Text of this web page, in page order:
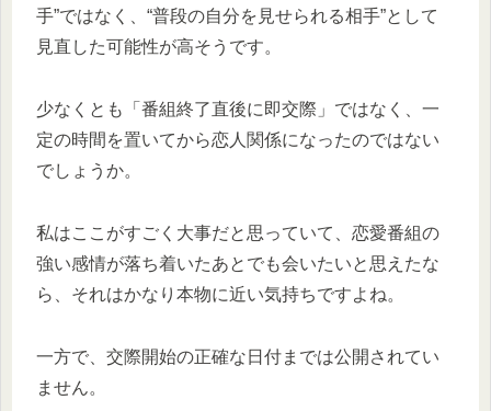
手”ではなく、“普段の自分を見せられる相手”として
見直した可能性が高そうです。
少なくとも「番組終了直後に即交際」ではなく、一
定の時間を置いてから恋人関係になったのではない
でしょうか。
私はここがすごく大事だと思っていて、恋愛番組の
強い感情が落ち着いたあとでも会いたいと思えたな
ら、それはかなり本物に近い気持ちですよね。
一方で、交際開始の正確な日付までは公開されてい
ません。